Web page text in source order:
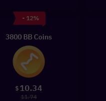
- 12%
3800 BB Coins
$ 10.34
11.74